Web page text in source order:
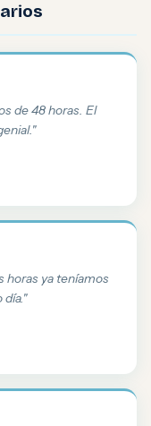
de 48 horas. El
horas ya teníamos